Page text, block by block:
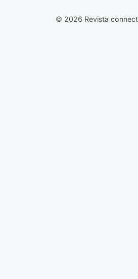
© 2026 Revista connect